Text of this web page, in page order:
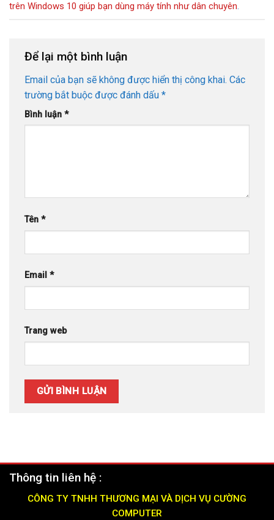
trên Windows 10 giúp bạn dùng máy tính như dân chuyên.
Để lại một bình luận
Email của bạn sẽ không được hiển thị công khai. Các
trường bắt buộc được đánh dấu *
Bình luận *
Tên *
Email *
Trang web
Thông tin liên hệ :
CÔNG TY TNHH THƯƠNG MẠI VÀ DỊCH VỤ CƯỜNG
COMPUTER